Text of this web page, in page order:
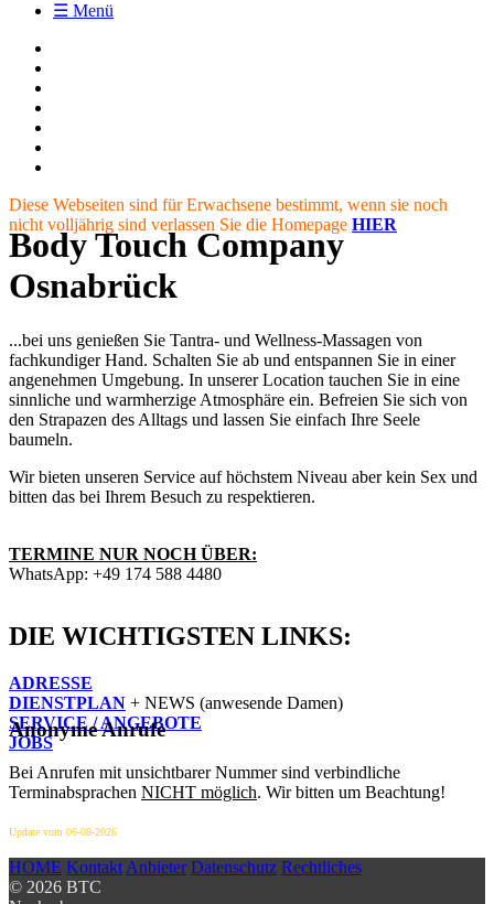
☰ Menü
Diese Webseiten sind für Erwachsene bestimmt, wenn sie noch
nicht volljährig sind verlassen Sie die Homepage HIER
Body Touch Company
Osnabrück
...bei uns genießen Sie Tantra- und Wellness-Massagen von
fachkundiger Hand. Schalten Sie ab und entspannen Sie in einer
angenehmen Umgebung. In unserer Location tauchen Sie in eine
sinnliche und warmherzige Atmosphäre ein. Befreien Sie sich von
den Strapazen des Alltags und lassen Sie einfach Ihre Seele
baumeln.
Wir bieten unseren Service auf höchstem Niveau aber kein Sex und
bitten das bei Ihrem Besuch zu respektieren.
TERMINE NUR NOCHÜBER:
WhatsApp: +49 174 588 4480
DIE WICHTIGSTEN LINKS:
ADRESSE
DIENSTPLAN + NEWS (anwesende Damen)
SERVICE / ANGEBOTE
JOBS
Anonyme Anrufe
Bei Anrufen mit unsichtbarer Nummer sind verbindliche
Terminabsprachen NICHT möglich. Wir bitten um Beachtung!
Update vom 06-08-2026
HOME Kontakt Anbieter Datenschutz Rechtliches
© 2026 BTC